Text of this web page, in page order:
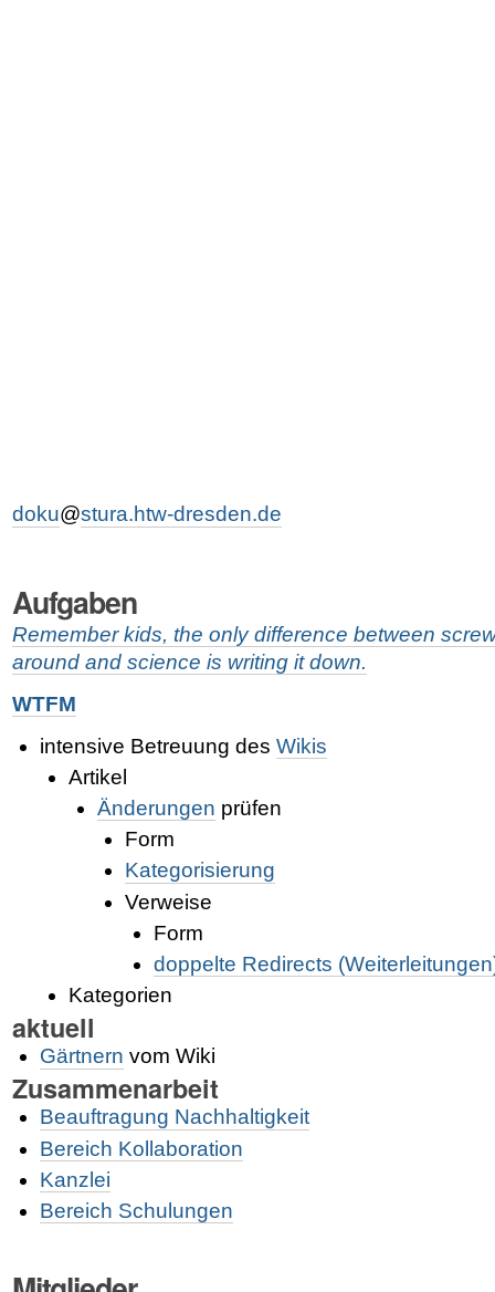
doku@stura.htw-dresden.de
Aufgaben
Remember kids, the only difference between
around and science is writing it down.
WTFM
intensive Betreuung desWikis
Artikel
Änderungen prüfen
Form
Kategorisierung
Verweise
Form
doppelte Redirects
Kategorien
aktuell
Gärtnern vom Wiki
Zusammenarbeit
Beauftragung Nachhaltigkeit
Bereich Kollaboration
Kanzlei
Bereich Schulungen